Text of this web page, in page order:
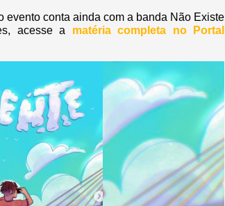
evento conta ainda com a banda Não Existe
acesse a matéria completa no Portal